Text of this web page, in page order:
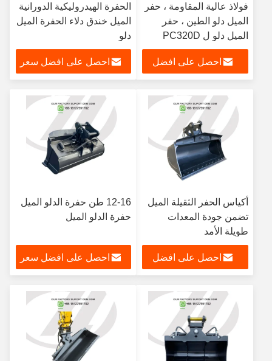
فولاذ عالية المقاومة ، حفر
الميل دلو الطين ، حفر
الميل دلو ل PC320D
احصل على افضل
الحفرة الهيدروليكية الدورانية
الميل خندق دلاء الحفرة الميل
دلو
احصل على افضل سعر
أكياس الحفر الثقيلة الميل
تضمن جودة المعدات
طويلة الأمد
احصل على افضل
12-16 طن حفرة الدلو الميل
حفرة الدلو الميل
احصل على افضل سعر